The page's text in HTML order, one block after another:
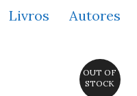
Livros Autores
OUT OF
STOCK